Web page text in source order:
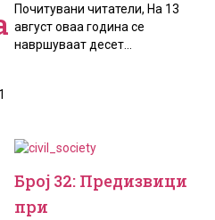
Почитувани читатели, На 13
август оваа година се
навршуваат десет...
Број 32: Предизвици
при